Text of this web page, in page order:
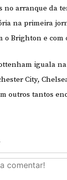
no arranque da
na primeira
o Brighton e com
iguala
City,
outros tantos